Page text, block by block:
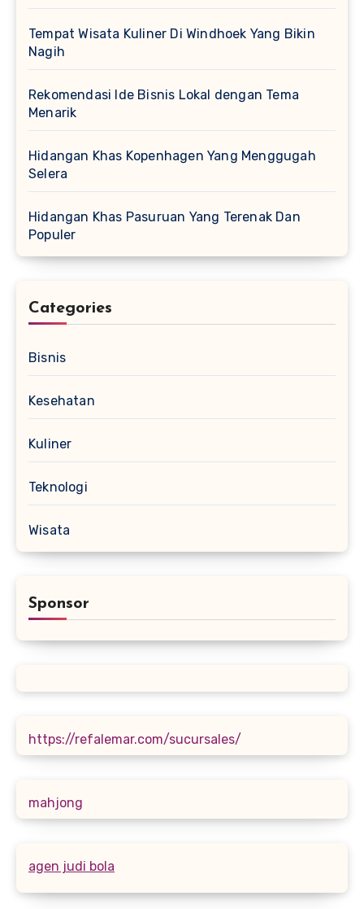
Tempat Wisata Kuliner Di Windhoek Yang Bikin
Nagih
Rekomendasi Ide Bisnis Lokal dengan Tema
Menarik
Hidangan Khas Kopenhagen Yang Menggugah
Selera
Hidangan Khas Pasuruan Yang Terenak Dan
Populer
Categories
Bisnis
Kesehatan
Kuliner
Teknologi
Wisata
Sponsor
https://refalemar.com/sucursales/
mahjong
agen judi bola